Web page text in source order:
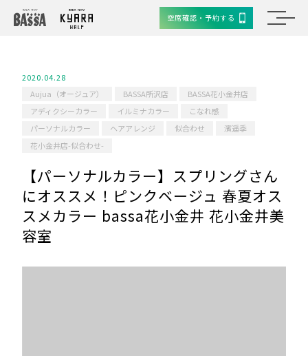
空席確認・予約する
2020.04.28
Aujua（オージュア）
BASSA所沢店
BASSA花小金井店
アディクシーカラー
イルミナカラー
こなれ感
パーソナルカラー
ヘアアレンジ 似合わせ
濱遥季
花小金井店-似合わせ-
【パーソナルカラー】スプリングさん
にオススメ！ピンクベージュ 春夏オス
スメカラー bassa花小金井 花小金井美
容室